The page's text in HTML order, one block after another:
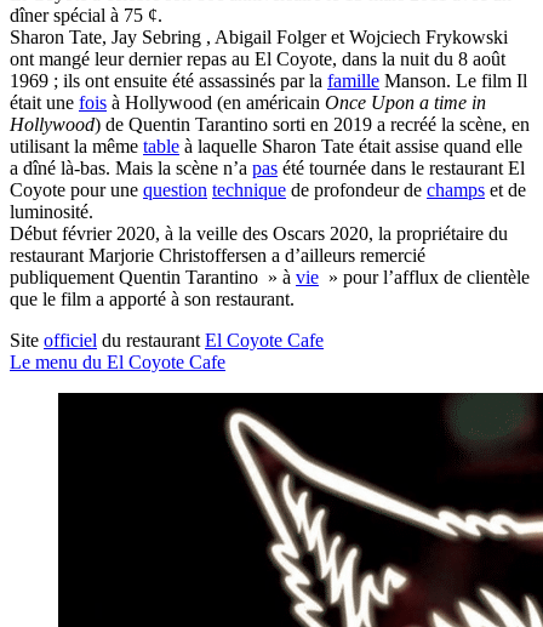
dîner spécial à 75 ¢.
Sharon Tate, Jay Sebring , Abigail Folger et Wojciech Frykowski
ont mangé leur dernier repas au El Coyote, dans la nuit du 8 août
1969 ; ils ont ensuite été assassinés par la famille Manson. Le film Il
était une fois à Hollywood (en américain Once Upon a time in
Hollywood) de Quentin Tarantino sorti en 2019 a recréé la scène, en
utilisant la même table à laquelle Sharon Tate était assise quand elle
a dîné là-bas. Mais la scène n’a pas été tournée dans le restaurant El
Coyote pour une question technique de profondeur de champs et de
luminosité.
Début février 2020, à la veille des Oscars 2020, la propriétaire du
restaurant Marjorie Christoffersen a d’ailleurs remercié
publiquement Quentin Tarantino » à vie » pour l’afflux de clientèle
que le film a apporté à son restaurant.
Site officiel du restaurant El Coyote Cafe
Le menu du El Coyote Cafe